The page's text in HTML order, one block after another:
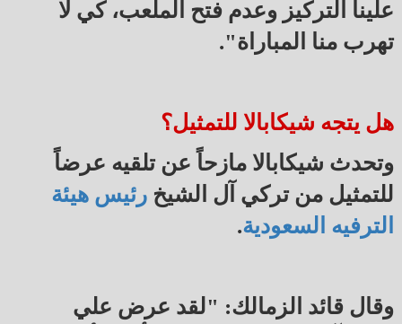
علينا التركيز وعدم فتح الملعب، كي لا
تهرب منا المباراة".
هل يتجه شيكابالا للتمثيل؟
وتحدث شيكابالا مازحاً عن تلقيه عرضاً
للتمثيل من تركي آل الشيخرئيس هيئة
الترفيه السعودية.
وقال قائد الزمالك: "لقد عرض علي